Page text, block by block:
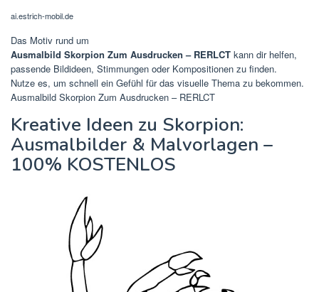
ai.estrich-mobil.de
Das Motiv rund um
Ausmalbild Skorpion Zum Ausdrucken – RERLCT kann dir helfen,
passende Bildideen, Stimmungen oder Kompositionen zu finden.
Nutze es, um schnell ein Gefühl für das visuelle Thema zu bekommen.
Ausmalbild Skorpion Zum Ausdrucken – RERLCT
Kreative Ideen zu Skorpion:
Ausmalbilder & Malvorlagen –
100% KOSTENLOS